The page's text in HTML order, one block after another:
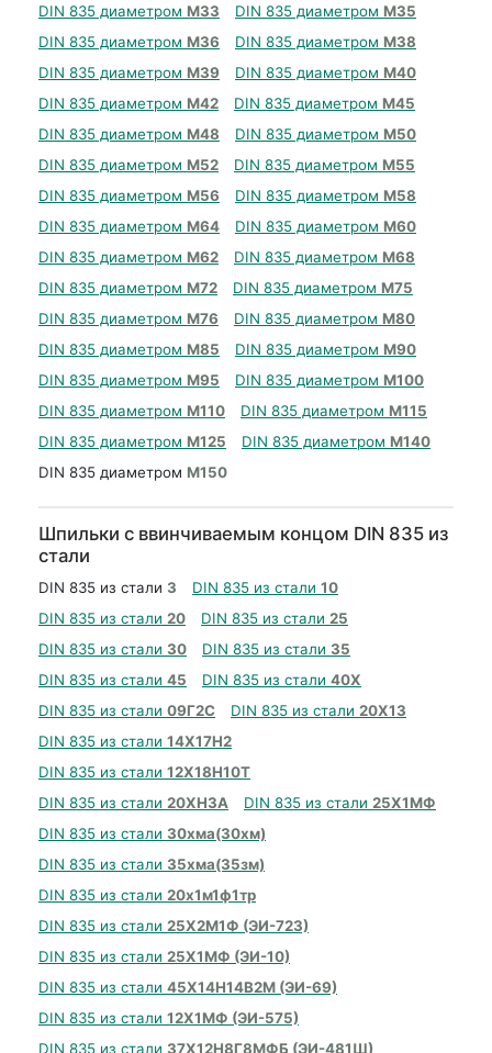
DIN 835 диаметром М33 DIN 835 диаметром М35
DIN 835 диаметром М36 DIN 835 диаметром М38
DIN 835 диаметром М39 DIN 835 диаметром М40
DIN 835 диаметром М42 DIN 835 диаметром М45
DIN 835 диаметром М48 DIN 835 диаметром М50
DIN 835 диаметром М52 DIN 835 диаметром М55
DIN 835 диаметром М56 DIN 835 диаметром М58
DIN 835 диаметром М64 DIN 835 диаметром М60
DIN 835 диаметром М62 DIN 835 диаметром М68
DIN 835 диаметром М72 DIN 835 диаметром М75
DIN 835 диаметром М76 DIN 835 диаметром М80
DIN 835 диаметром М85 DIN 835 диаметром М90
DIN 835 диаметром М95 DIN 835 диаметром М100
DIN 835 диаметром М110 DIN 835 диаметром М115
DIN 835 диаметром М125 DIN 835 диаметром М140
DIN 835 диаметром М150
Шпильки с ввинчиваемым концом DIN 835 из
стали
DIN 835 из стали 3 DIN 835 из стали 10
DIN 835 из стали 20 DIN 835 из стали 25
DIN 835 из стали 30 DIN 835 из стали 35
DIN 835 из стали 45 DIN 835 из стали 40Х
DIN 835 из стали 09Г2С DIN 835 из стали 20Х13
DIN 835 из стали 14Х17Н2
DIN 835 из стали 12Х18Н10Т
DIN 835 из стали 20ХН3А DIN 835 из стали 25Х1МФ
DIN 835 из стали 30хма(30хм)
DIN 835 из стали 35хма(35зм)
DIN 835 из стали 20х1м1ф1тр
DIN 835 из стали 25Х2М1Ф (ЭИ-723)
DIN 835 из стали 25Х1МФ (ЭИ-10)
DIN 835 из стали 45Х14Н14В2М (ЭИ-69)
DIN 835 из стали 12Х1МФ (ЭИ-575)
DIN 835 из стали 37Х12Н8Г8МФБ (ЭИ-481Ш)